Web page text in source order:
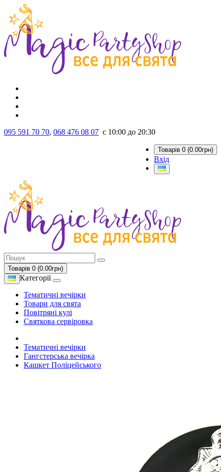
095 591 70 70, 068 476 08 07 с 10:00 до 20:30
Товарів 0 (0.00грн)
Вхід
Товарів 0 (0.00грн)
Категорії
Тематичні вечірки
Товари для свята
Повітряні кулі
Святкова сервіровка
Тематичні вечірки
Гангстерська вечірка
Кашкет Поліцейського